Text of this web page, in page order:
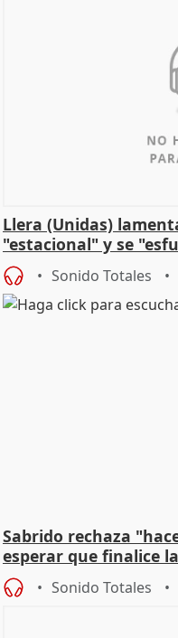
Llera (Unidas)
"estacional" y se
Sonido Totales
Sabrido rechaza
esperar que finalice
Sonido Totales